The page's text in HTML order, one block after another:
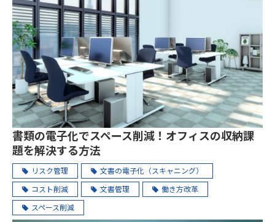
書類の電子化でスペース削減！オフィスの収納課
題を解決する方法
リスク管理
文書の電子化（スキャニング）
コスト削減
文書管理
働き方改革
スペース削減